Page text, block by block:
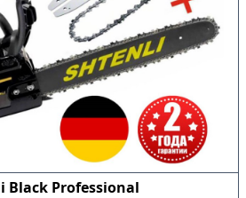
Black Professional